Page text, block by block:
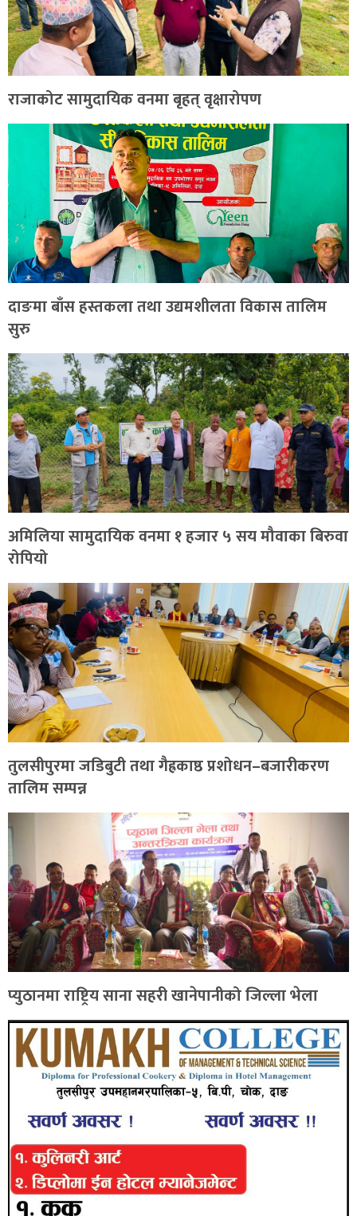
राजाकोट सामुदायिक वनमा बृहत् वृक्षारोपण
दाङमा बाँस हस्तकला तथा उद्यमशीलता विकास तालिम
सुरु
अमिलिया सामुदायिक वनमा १ हजार ५ सय मौवाका बिरुवा
रोपियो
तुलसीपुरमा जडिबुटी तथा गैह्रकाष्ठ प्रशोधन–बजारीकरण
तालिम सम्पन्न
प्युठानमा राष्ट्रिय साना सहरी खानेपानीको जिल्ला भेला